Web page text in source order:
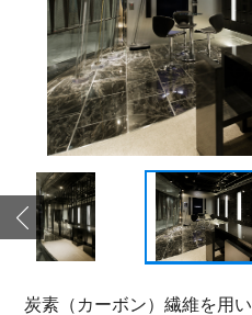
炭素（カーボン）繊維を用